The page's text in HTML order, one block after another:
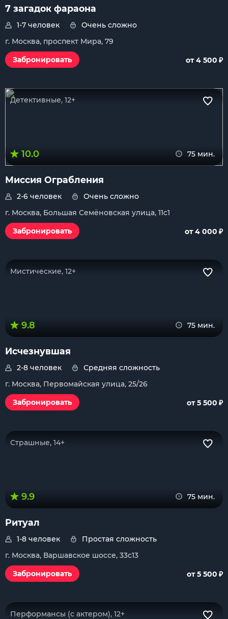
7 загадок фараона
1-7 человек
Очень сложно
г. Москва, проспект Мира, 79
Забронировать
от 4 500 ₽
Детективные, 12+
10.0 75 мин.
Миссия Ограбления
2-6 человек
Очень сложно
г. Москва, Большая Семёновская улица, 11с1
Забронировать
от 4 000 ₽
Мистические, 12+
9.8 75 мин.
Исчезнувшая
2-8 человек
Средняя сложность
г. Москва, Первомайская улица, 25/26
Забронировать
от 5 500 ₽
Страшные, 14+
9.9 75 мин.
Ритуал
1-8 человек
Простая сложность
г. Москва, Варшавское шоссе, 33с13
Забронировать
от 5 500 ₽
Перформансы (с актером), 12+